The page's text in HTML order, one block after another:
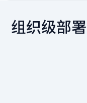
组织级部